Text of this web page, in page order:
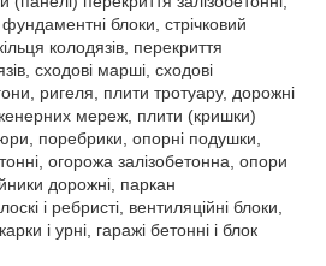
блоки, стрічковий
колодязів, перекриття
сходові марші, сходові
ригеля, плити тротуару, дорожні
мереж, плити (кришки)
поребрики, опорні подушки,
огорожа залізобетонна, опори
дорожні, паркан
і ребристі, вентиляційні блоки,
і урні, гаражі бетонні і блок